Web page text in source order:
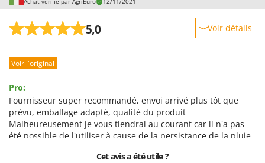
5,0 Voir détails
Prestations
Qualité / Prix
Facilité de montage
Emballage
Voir l'original
Pro:
Fournisseur super recommandé, envoi arrivé plus tôt que
prévu, emballage adapté, qualité du produit
Malheureusement je vous tiendrai au courant car il n'a pas
été possible de l'utiliser à cause de la persistance de la pluie,
Cet avis a été utile ?